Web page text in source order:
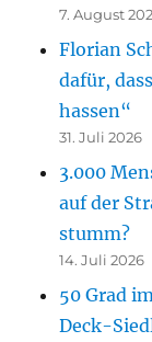
7. August
Florian
dafür,
hassen“
31. Juli 2026
3.000
auf der
stumm?
14. Juli 2026
50 Grad
Deck-